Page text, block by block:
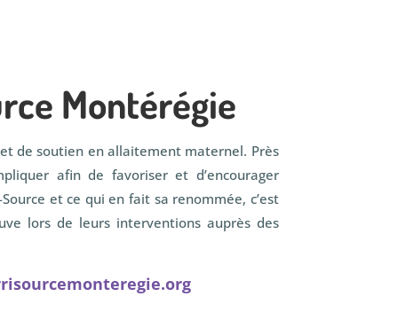
Montérégie
de soutien en allaitement maternel. Près
afin de favoriser et d’encourager
et ce qui en fait sa renommée, c’est
lors de leurs interventions auprès des